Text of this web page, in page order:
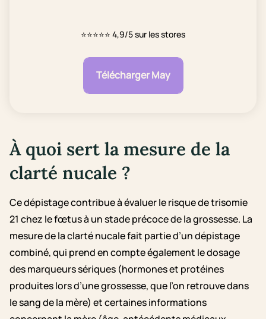
⭐⭐⭐⭐⭐ 4,9/5 sur les stores
Télécharger May
À quoi sert la mesure de la
clarté nucale ?
Ce dépistage contribue à évaluer le risque de trisomie
21 chez le fœtus à un stade précoce de la grossesse. La
mesure de la clarté nucale fait partie d’un dépistage
combiné, qui prend en compte également le dosage
des marqueurs sériques (hormones et protéines
produites lors d’une grossesse, que l’on retrouve dans
le sang de la mère) et certaines informations